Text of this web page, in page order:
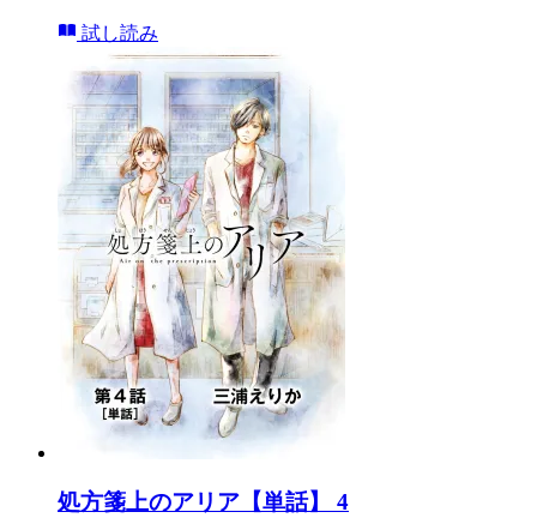
試し読み
処方箋上のアリア【単話】 4